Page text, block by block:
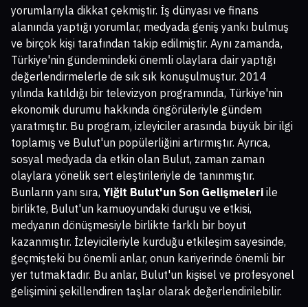
yorumlarıyla dikkat çekmiştir. İş dünyası ve finans
alanında yaptığı yorumlar, medyada geniş yankı bulmuş
ve birçok kişi tarafından takip edilmiştir. Aynı zamanda,
Türkiye'nin gündemindeki önemli olaylara dair yaptığı
değerlendirmelerle de sık sık konuşulmuştur. 2014
yılında katıldığı bir televizyon programında, Türkiye'nin
ekonomik durumu hakkında öngörüleriyle gündem
yaratmıştır. Bu program, izleyiciler arasında büyük bir ilgi
toplamış ve Bulut'un popülerliğini artırmıştır. Ayrıca,
sosyal medyada da etkin olan Bulut, zaman zaman
olaylara yönelik sert eleştirileriyle de tanınmıştır.
Bunların yanı sıra, Yiğit Bulut'un Son Gelişmeleri ile
birlikte, Bulut'un kamuoyundaki duruşu ve etkisi,
medyanın dönüşmesiyle birlikte farklı bir boyut
kazanmıştır. İzleyicileriyle kurduğu etkileşim sayesinde,
geçmişteki bu önemli anlar, onun kariyerinde önemli bir
yer tutmaktadır. Bu anlar, Bulut'un kişisel ve profesyonel
gelişimini şekillendiren taşlar olarak değerlendirilebilir.